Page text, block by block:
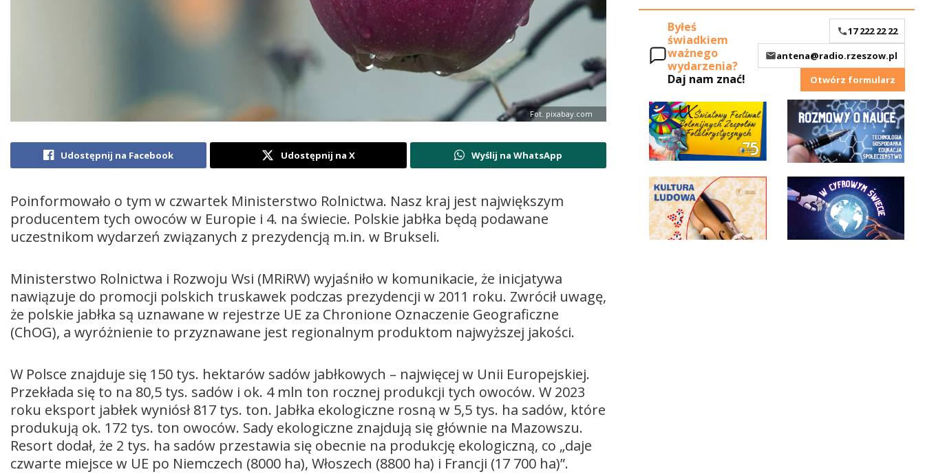
Fot. pixabay.com
Udostępnij na Facebook Udostępnij na X Wyślij na WhatsApp
Poinformowało o tym w czwartek Ministerstwo Rolnictwa. Nasz kraj jest największym
producentem tych owoców w Europie i 4. na świecie. Polskie jabłka będą podawane
uczestnikom wydarzeń związanych z prezydencją m.in. w Brukseli.
Ministerstwo Rolnictwa i Rozwoju Wsi (MRiRW) wyjaśniło w komunikacie, że inicjatywa
nawiązuje do promocji polskich truskawek podczas prezydencji w 2011 roku. Zwrócił uwagę,
że polskie jabłka są uznawane w rejestrze UE za Chronione Oznaczenie Geograficzne
(ChOG), a wyróżnienie to przyznawane jest regionalnym produktom najwyższej jakości.
W Polsce znajduje się 150 tys. hektarów sadów jabłkowych – najwięcej w Unii Europejskiej.
Przekłada się to na 80,5 tys. sadów i ok. 4 mln ton rocznej produkcji tych owoców. W 2023
roku eksport jabłek wyniósł 817 tys. ton. Jabłka ekologiczne rosną w 5,5 tys. ha sadów, które
produkują ok. 172 tys. ton owoców. Sady ekologiczne znajdują się głównie na Mazowszu.
Resort dodał, że 2 tys. ha sadów przestawia się obecnie na produkcję ekologiczną, co „daje
czwarte miejsce w UE po Niemczech (8000 ha), Włoszech (8800 ha) i Francji (17 700 ha)”.
Byłeś
świadkiem
ważnego
wydarzenia?
Daj nam znać!
17 222 22 22
antena@radio.rzeszow.pl
Otwórz formularz